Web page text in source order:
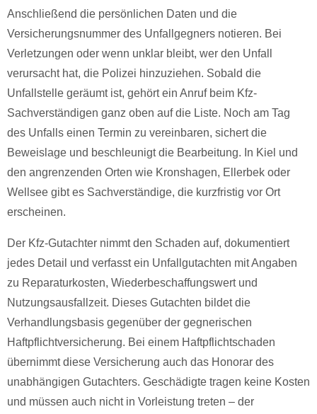
Anschließend die persönlichen Daten und die
Versicherungsnummer des Unfallgegners notieren. Bei
Verletzungen oder wenn unklar bleibt, wer den Unfall
verursacht hat, die Polizei hinzuziehen. Sobald die
Unfallstelle geräumt ist, gehört ein Anruf beim Kfz-
Sachverständigen ganz oben auf die Liste. Noch am Tag
des Unfalls einen Termin zu vereinbaren, sichert die
Beweislage und beschleunigt die Bearbeitung. In Kiel und
den angrenzenden Orten wie Kronshagen, Ellerbek oder
Wellsee gibt es Sachverständige, die kurzfristig vor Ort
erscheinen.
Der Kfz-Gutachter nimmt den Schaden auf, dokumentiert
jedes Detail und verfasst ein Unfallgutachten mit Angaben
zu Reparaturkosten, Wiederbeschaffungswert und
Nutzungsausfallzeit. Dieses Gutachten bildet die
Verhandlungsbasis gegenüber der gegnerischen
Haftpflichtversicherung. Bei einem Haftpflichtschaden
übernimmt diese Versicherung auch das Honorar des
unabhängigen Gutachters. Geschädigte tragen keine Kosten
und müssen auch nicht in Vorleistung treten – der